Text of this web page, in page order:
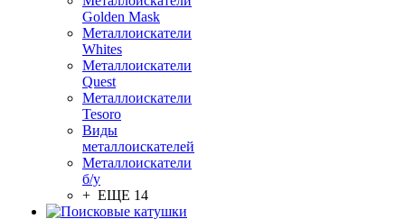
Golden Mask
Металлоискатели
Whites
Металлоискатели
Quest
Металлоискатели
Tesoro
Виды
металлоискателей
Металлоискатели
б/у
+ ЕЩЕ 14